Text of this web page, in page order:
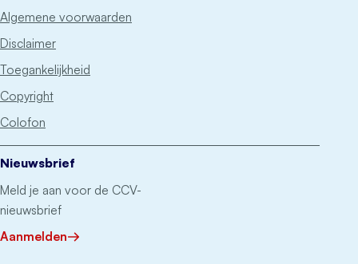
Algemene voorwaarden
Disclaimer
Toegankelijkheid
Copyright
Colofon
Nieuwsbrief
Meld je aan voor de CCV-
nieuwsbrief
Aanmelden